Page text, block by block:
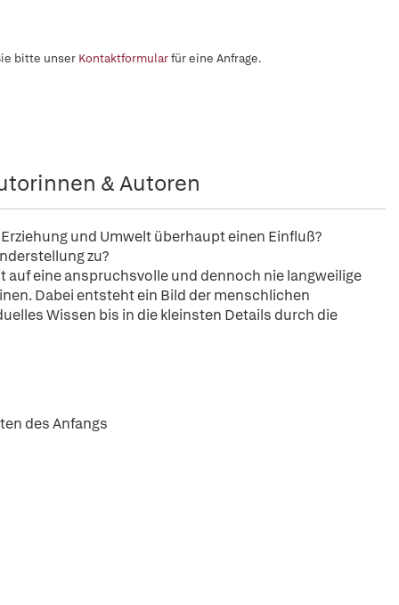
bitte unser Kontaktformularfür eine Anfrage.
& Autoren
und Umwelt überhaupt einen Einfluß?
zu?
auf eine anspruchsvolle und dennoch nie langweilige
Dabei entsteht ein Bild der menschlichen
Wissen bis in die kleinsten Details durch die
des Anfangs